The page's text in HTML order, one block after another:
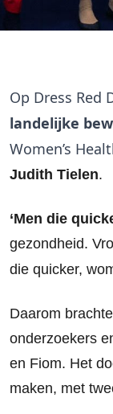
Op Dress Red
landelijke
Women’s
Judith Tielen.
‘Men die
gezondheid.
die quicker,
Daarom
onderzoekers
en Fiom. Het
maken, met